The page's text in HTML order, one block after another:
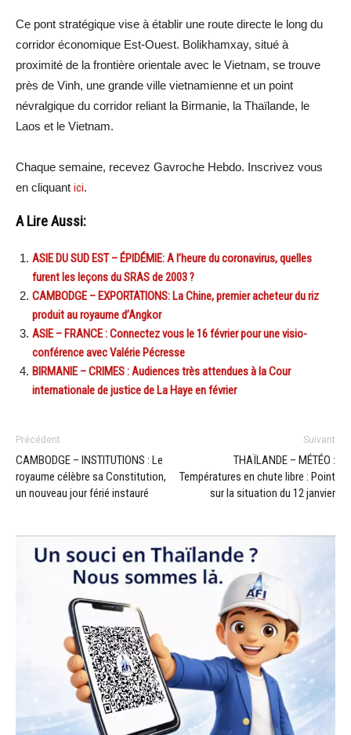
Ce pont stratégique vise à établir une route directe le long du
corridor économique Est-Ouest. Bolikhamxay, situé à
proximité de la frontière orientale avec le Vietnam, se trouve
près de Vinh, une grande ville vietnamienne et un point
névralgique du corridor reliant la Birmanie, la Thaïlande, le
Laos et le Vietnam.
Chaque semaine, recevez Gavroche Hebdo. Inscrivez vous
en cliquant ici.
A Lire Aussi:
ASIE DU SUD EST – ÉPIDÉMIE: A l’heure du coronavirus, quelles
furent les leçons du SRAS de 2003 ?
CAMBODGE – EXPORTATIONS: La Chine, premier acheteur du riz
produit au royaume d’Angkor
ASIE – FRANCE : Connectez vous le 16 février pour une visio-
conférence avec Valérie Pécresse
BIRMANIE – CRIMES : Audiences très attendues à la Cour
internationale de justice de La Haye en février
Précédent
CAMBODGE – INSTITUTIONS : Le
royaume célèbre sa Constitution,
un nouveau jour férié instauré
Suivant
THAÏLANDE – MÉTÉO :
Températures en chute libre : Point
sur la situation du 12 janvier